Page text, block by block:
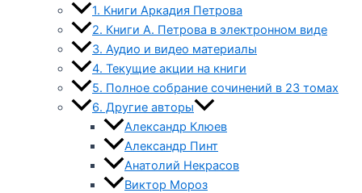
1. Книги Аркадия Петрова
2. Книги А. Петрова в электронном виде
3. Аудио и видео материалы
4. Текущие акции на книги
5. Полное собрание сочинений в 23 томах
6. Другие авторы
Александр Клюев
Александр Пинт
Анатолий Некрасов
Виктор Мороз